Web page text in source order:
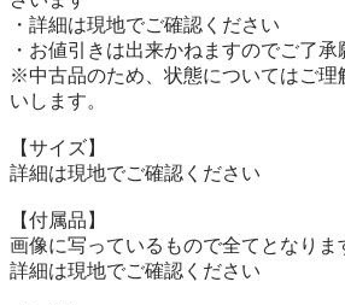
・詳細は現地でご確認ください
・お値引きは出来かねますのでご了承
※中古品のため、状態についてはご理
いします。
【サイズ】
詳細は現地でご確認ください
【付属品】
画像に写っているもので全てとなりま
詳細は現地でご確認ください